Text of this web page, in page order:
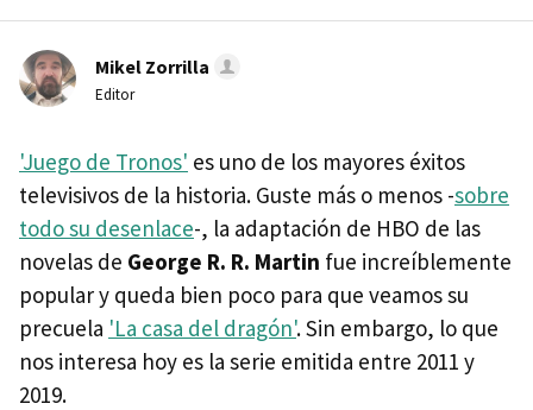
Mikel Zorrilla
Editor
'Juego de Tronos' es uno de los mayores éxitos
televisivos de la historia. Guste más o menos -sobre
todo su desenlace-, la adaptación de HBO de las
novelas de George R. R. Martin fue increíblemente
popular y queda bien poco para que veamos su
precuela 'La casa del dragón'. Sin embargo, lo que
nos interesa hoy es la serie emitida entre 2011 y
2019.